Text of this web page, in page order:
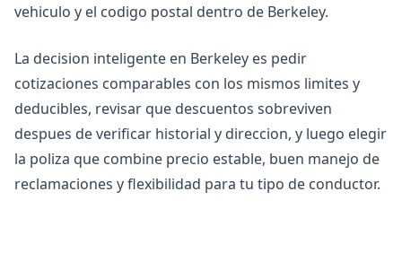
vehiculo y el codigo postal dentro de Berkeley.
La decision inteligente en Berkeley es pedir
cotizaciones comparables con los mismos limites y
deducibles, revisar que descuentos sobreviven
despues de verificar historial y direccion, y luego elegir
la poliza que combine precio estable, buen manejo de
reclamaciones y flexibilidad para tu tipo de conductor.